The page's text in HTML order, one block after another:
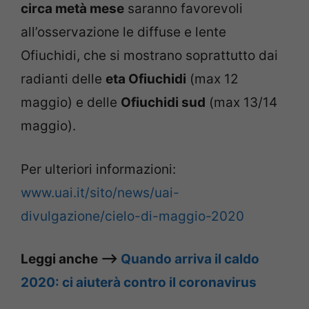
circa metà mese saranno favorevoli
all’osservazione le diffuse e lente
Ofiuchidi, che si mostrano soprattutto dai
radianti delle eta Ofiuchidi (max 12
maggio) e delle Ofiuchidi sud (max 13/14
maggio).
Per ulteriori informazioni:
www.uai.it/sito/news/uai-
divulgazione/cielo-di-maggio-2020
Leggi anche –> Quando arriva il caldo
2020: ci aiuterà contro il coronavirus